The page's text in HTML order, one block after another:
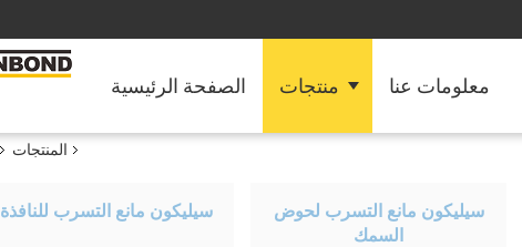
الصفحة الرئيسية منتجات معلومات عنا
المنتجات
سيليكون مانع التسرب لحوض
السمك
سيليكون مانع التسرب للنافذة